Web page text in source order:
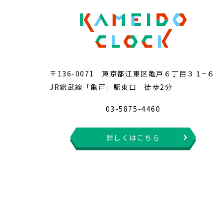
〒136-0071 東京都江東区亀戸６丁目３１−６
JR総武線「亀戸」駅東口 徒歩2分
03-5875-4460
詳しくはこちら